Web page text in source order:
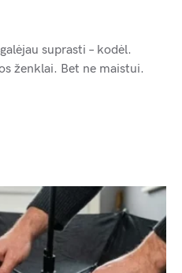
suprasti – kodėl.
ženklai. Bet ne maistui.